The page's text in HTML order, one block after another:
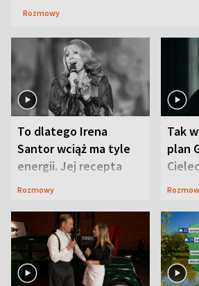
Rozmowy
To dlatego Irena
Santor wciąż ma tyle
energii. Jej recepta
jest zaskakująco
Rozmowy
Tak
plan